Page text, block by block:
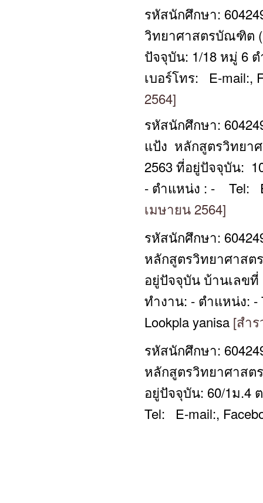
รหัสนักศึกษา:
วิทยาศาสตรบัณฑิต (
ปัจจุบัน: 1/18 หมู่ 6
เบอร์โทร: E-mail:,
2564]
รหัสนักศึกษา:
แป้ง หลักสูตรวิทยา
2563 ที่อยู่ปัจจุบัน:
- ตำแหน่ง : - Tel:
เมษายน 2564]
รหัสนักศึกษา:
หลักสูตรวิทยาศาสต
อยู่ปัจจุบัน บ้านเลข
ทำงาน: - ตำแหน่ง: -
Lookpla yanisa [สำ
รหัสนักศึกษา:
หลักสูตรวิทยาศาสต
อยู่ปัจจุบัน: 60/1ม.4
Tel: E-mail:,